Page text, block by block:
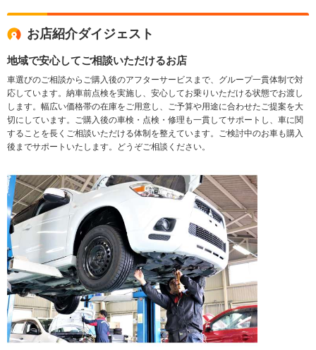
お店紹介ダイジェスト
地域で安心してご相談いただけるお店
車選びのご相談からご購入後のアフターサービスまで、グループ一貫体制で対
応しています。納車前点検を実施し、安心してお乗りいただける状態でお渡し
します。幅広い価格帯の在庫をご用意し、ご予算や用途に合わせたご提案を大
切にしています。ご購入後の車検・点検・修理も一貫してサポートし、車に関
することを長くご相談いただける体制を整えています。ご検討中のお車も購入
後までサポートいたします。どうぞご相談ください。